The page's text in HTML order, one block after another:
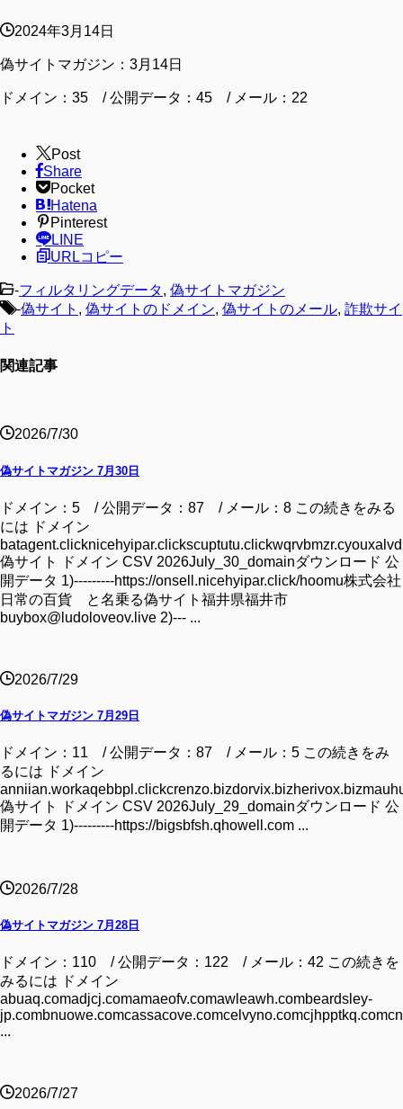
2024年3月14日
偽サイトマガジン：3月14日
ドメイン：35 / 公開データ：45 / メール：22
Post
Share
Pocket
Hatena
Pinterest
LINE
URLコピー
-フィルタリングデータ, 偽サイトマガジン
-偽サイト , 偽サイトのドメイン, 偽サイトのメール, 詐欺サイ
ト
関連記事
2026/7/30
偽サイトマガジン 7月30日
ドメイン：5 / 公開データ：87 / メール：8 この続きをみる
には ドメイン
偽サイト ドメイン CSV 2026July_30_domainダウンロード 公
開データ 1)---------https://onsell.nicehyipar.click/hoomu株式会社
日常の百貨 と名乗る偽サイト福井県福井市
buybox@ludoloveov.live 2)--- ...
2026/7/29
偽サイトマガジン 7月29日
ドメイン：11 / 公開データ：87 / メール：5 この続きをみ
るには ドメイン
偽サイト ドメイン CSV 2026July_29_domainダウンロード 公
開データ 1)---------https://bigsbfsh.qhowell.com ...
2026/7/28
偽サイトマガジン 7月28日
ドメイン：110 / 公開データ：122 / メール：42 この続きを
みるには ドメイン
abuaq.comadjcj.comamaeofv.comawleawh.combeardsley-
...
2026/7/27